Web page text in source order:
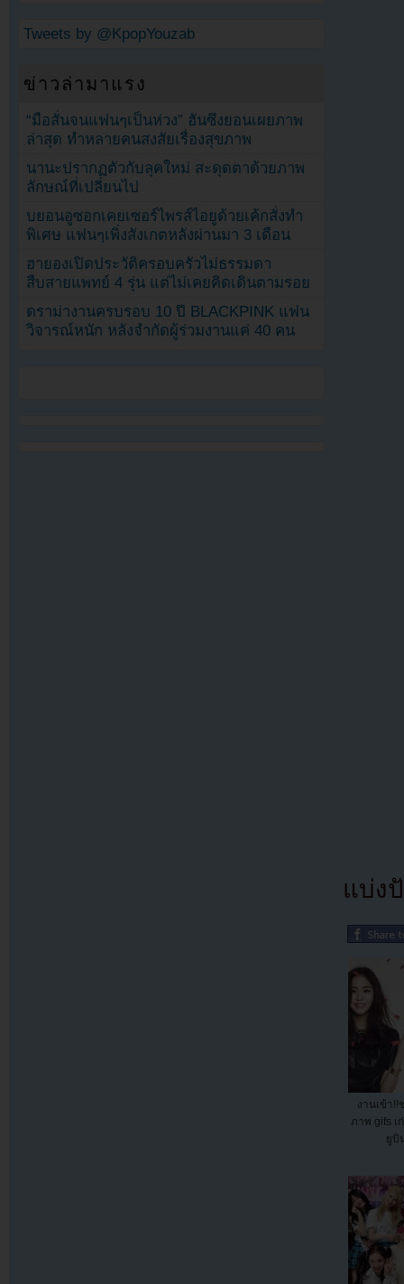
แบ่ง
งานเข้า!!
ภาพ gifs เ
ยูบิ
Tweets by @KpopYouzab
ข่าวล่ามาแรง
“มือสั่นจนแฟนๆเป็นห่วง” ฮันซึงยอนเผยภาพ
ล่าสุด ทำหลายคนสงสัยเรื่องสุขภาพ
นานะปรากฏตัวกับลุคใหม่ สะดุดตาด้วยภาพ
ลักษณ์ที่เปลี่ยนไป
บยอนอูซอกเคยเซอร์ไพรส์ไอยูด้วยเค้กสั่งทำ
พิเศษ แฟนๆเพิ่งสังเกตหลังผ่านมา 3 เดือน
ฮายองเปิดประวัติครอบครัวไม่ธรรมดา
สืบสายแพทย์ 4 รุ่น แต่ไม่เคยคิดเดินตามรอย
ดราม่างานครบรอบ 10 ปี BLACKPINK แฟน
วิจารณ์หนัก หลังจำกัดผู้ร่วมงานแค่ 40 คน